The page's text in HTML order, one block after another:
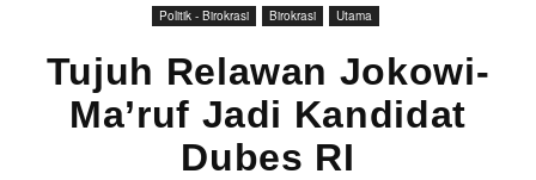
Politik - Birokrasi Birokrasi Utama
Tujuh Relawan Jokowi-
Ma’ruf Jadi Kandidat
Dubes RI